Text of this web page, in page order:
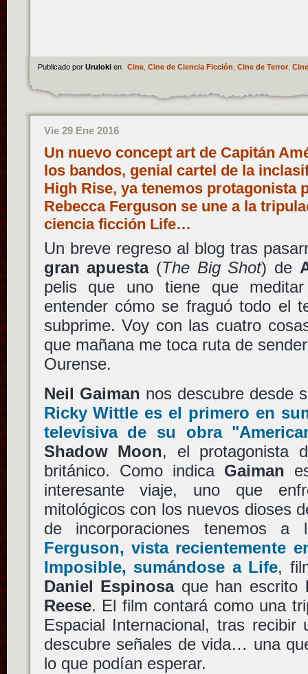
Publicado por Uruloki en Cine, Cine de Ciencia Ficción Cine de Terror,
Vie 29 Ene 2016
Un nuevo concept art de Capitán
los bandos, genial cartel de la
High Rise, ya tenemos protagonista
Rebecca Ferguson se une a la
ciencia ficción Life…
Un breve regreso al blog tras
gran apuesta(The Big Shot) de
pelis que uno tiene que
entender cómo se fraguó todo el
subprime. Voy con las cuatro
que mañana me toca ruta de
Ourense.
Neil Gaiman nos descubre desde
Ricky Wittle es el primero en
televisiva de su obra
Shadow Moon, el protagonista
británico. Como indica Gaiman
interesante viaje, uno que
mitológicos con los nuevos dioses
de incorporaciones tenemos
Ferguson, vista recientemente
Imposible, sumándose a Life,
Daniel Espinosaque han escrito
Reese. El film contará como una
Espacial Internacional, tras recibir
descubre señales de vida… una
lo que podían esperar.